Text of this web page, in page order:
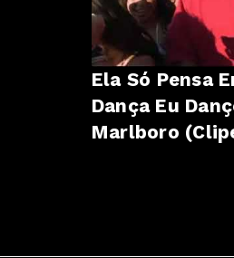
Ela Só Pensa
Dança Eu
Marlboro